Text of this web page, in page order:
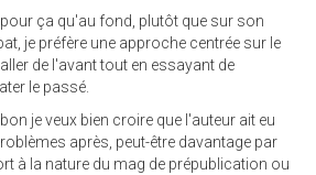
ça qu'au fond, plutôt que sur son
je préfère une approche centrée sur le
de l'avant tout en essayant de
le passé.
je veux bien croire que l'auteur ait eu
après, peut-être davantage par
à la nature du mag de prépublication ou